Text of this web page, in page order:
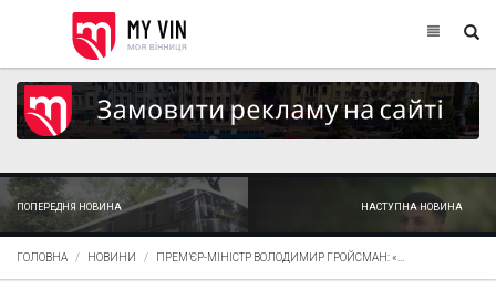
ПОПЕРЕДНЯ НОВИНА НАСТУПНА НОВИНА
ГОЛОВНА НОВИНИ ПРЕМ’ЄР-МІНІСТР ВОЛОДИМИР ГРОЙСМАН: «...